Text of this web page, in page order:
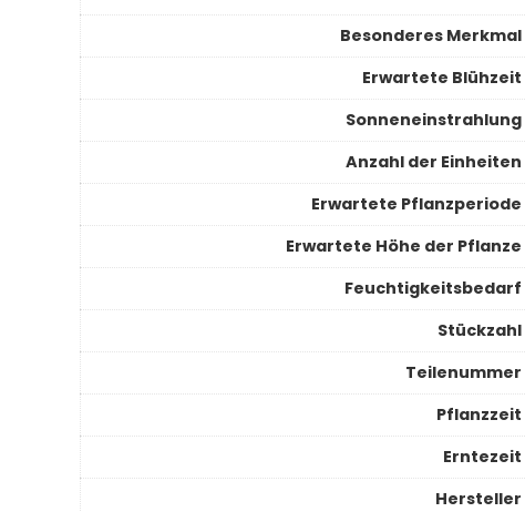
Besonderes Merkmal
Erwartete Blühzeit
Sonneneinstrahlung
Anzahl der Einheiten
Erwartete Pflanzperiode
Erwartete Höhe der Pflanze
Feuchtigkeitsbedarf
Stückzahl
Teilenummer
Pflanzzeit
Erntezeit
Hersteller